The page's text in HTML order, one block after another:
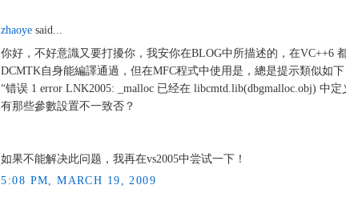
zhaoye said...
你好，不好意識又要打擾你，我安你在BLOG中所描述的，在VC++6
DCMTK自身能編譯通過，但在MFC程式中使用是，總是提示類似如下
“错误 1 error LNK2005: _malloc 已经在 libcmtd.lib(dbgmalloc.obj) 中
有那些參數設置不一致否？
如果不能解决此问题，我再在vs2005中尝试一下！
5:08 PM, MARCH 19, 2009